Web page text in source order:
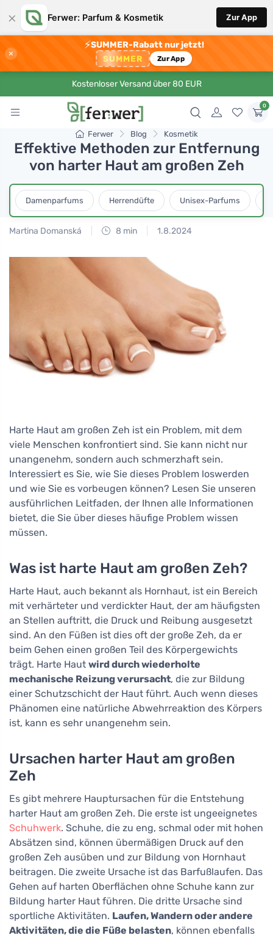
× Ferwer: Parfum & Kosmetik Zur App
×
⚡SUMMER-Rabatt nur jetzt!
SUMMER Zur App
Kostenloser Versand über 80 EUR
0
Ferwer Blog Kosmetik
Effektive Methoden zur Entfernung
von harter Haut am großen Zeh
Damenparfums Herrendüfte Unisex-Parfums
Martina Domanská 8 min 1.8.2024
Harte Haut am großen Zeh ist ein Problem, mit dem
viele Menschen konfrontiert sind. Sie kann nicht nur
unangenehm, sondern auch schmerzhaft sein.
Interessiert es Sie, wie Sie dieses Problem loswerden
und wie Sie es vorbeugen können? Lesen Sie unseren
ausführlichen Leitfaden, der Ihnen alle Informationen
bietet, die Sie über dieses häufige Problem wissen
müssen.
Was ist harte Haut am großen Zeh?
Harte Haut, auch bekannt als Hornhaut, ist ein Bereich
mit verhärteter und verdickter Haut, der am häufigsten
an Stellen auftritt, die Druck und Reibung ausgesetzt
sind. An den Füßen ist dies oft der große Zeh, da er
beim Gehen einen großen Teil des Körpergewichts
trägt. Harte Haut wird durch wiederholte
mechanische Reizung verursacht, die zur Bildung
einer Schutzschicht der Haut führt. Auch wenn dieses
Phänomen eine natürliche Abwehrreaktion des Körpers
ist, kann es sehr unangenehm sein.
Ursachen harter Haut am großen
Zeh
Es gibt mehrere Hauptursachen für die Entstehung
harter Haut am großen Zeh. Die erste ist ungeeignetes
Schuhwerk. Schuhe, die zu eng, schmal oder mit hohen
Absätzen sind, können übermäßigen Druck auf den
großen Zeh ausüben und zur Bildung von Hornhaut
beitragen. Die zweite Ursache ist das Barfußlaufen. Das
Gehen auf harten Oberflächen ohne Schuhe kann zur
Bildung harter Haut führen. Die dritte Ursache sind
sportliche Aktivitäten. Laufen, Wandern oder andere
Aktivitäten, die die Füße belasten, können ebenfalls